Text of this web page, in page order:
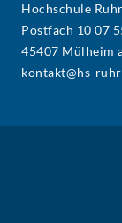
Hochschule
Postfach 10 07
45407 Mülheim
kontakt@hs-